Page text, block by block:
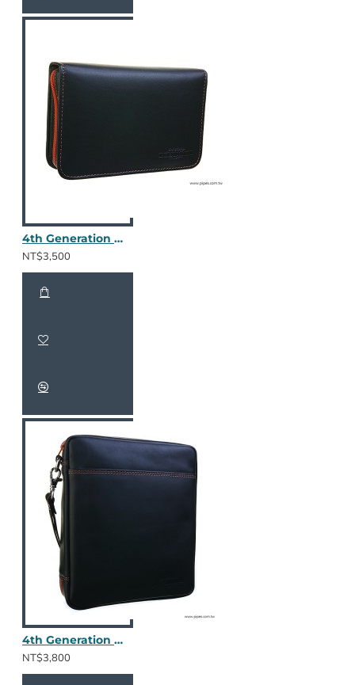
4th Generation 真皮三斗包 Kenzo Black
NT$3,500
4th Generation 真皮四斗包 Kenzo Black
NT$3,800